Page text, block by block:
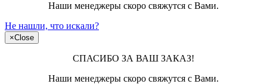
Наши менеджеры скоро свяжутся с Вами.
Не нашли, что искали?
×Close
СПАСИБО ЗА ВАШ ЗАКАЗ!
Наши менеджеры скоро свяжутся с Вами.